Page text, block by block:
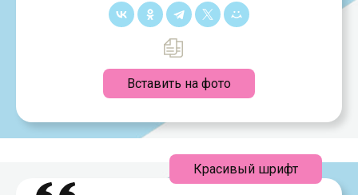
Вставить на фото
Красивый шрифт